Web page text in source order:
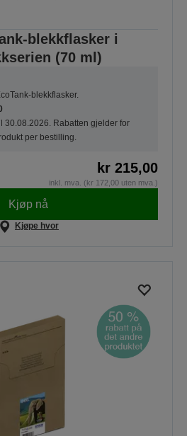
blekkflasker i
(70 ml)
blekkflasker.
30.08.2026. Rabatten gjelder for
per bestilling.
kr 215,00
inkl. mva. (kr 172,00 uten mva.)
Kjøp nå
Kjøpe hvor